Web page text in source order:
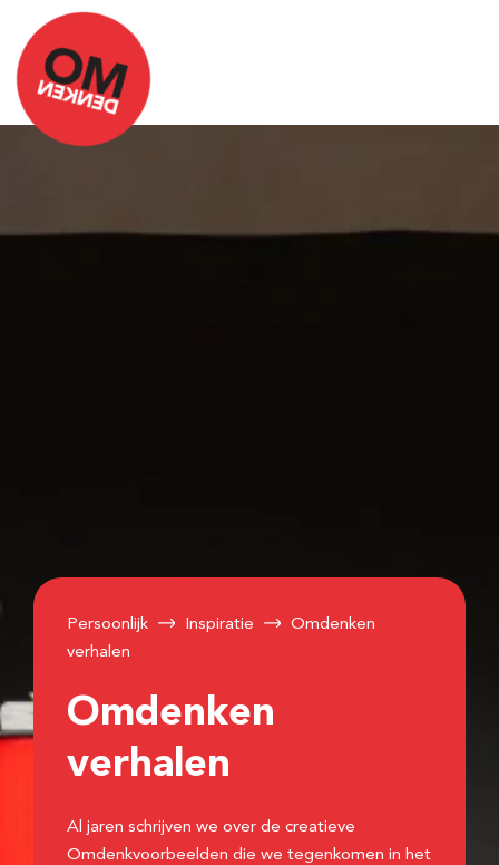
Persoonlijk Inspiratie
Omdenken
verhalen
Omdenken
verhalen
Al jaren schrijven we over de creatieve
Omdenkvoorbeelden die we tegenkomen in het